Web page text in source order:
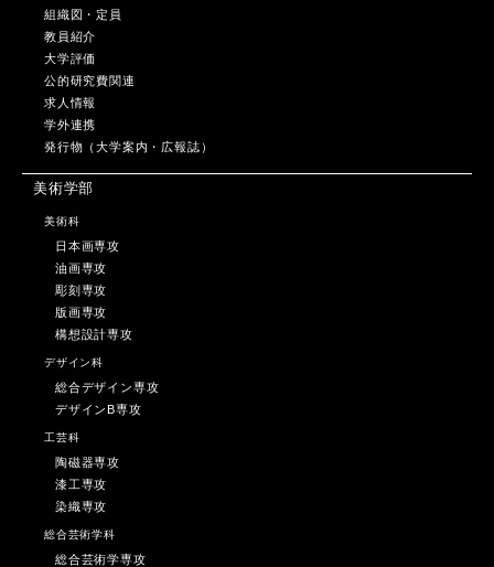
組織図・定員
教員紹介
大学評価
公的研究費関連
求人情報
学外連携
発行物（大学案内・広報誌）
美術学部
美術科
日本画専攻
油画専攻
彫刻専攻
版画専攻
構想設計専攻
デザイン科
総合デザイン専攻
デザインB専攻
工芸科
陶磁器専攻
漆工専攻
染織専攻
総合芸術学科
総合芸術学専攻